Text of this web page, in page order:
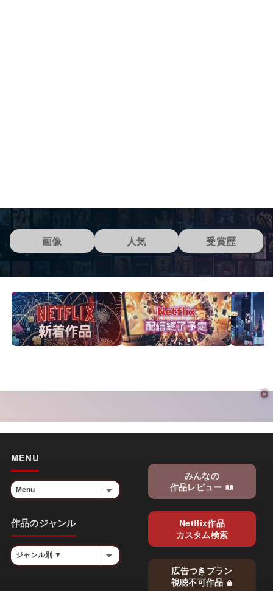
画像 人気 受賞歴
MENU
作品のジャンル
みんなの
作品レビュー
Netflix作品
カスタム検索
広告つきプラン
視聴不可作品